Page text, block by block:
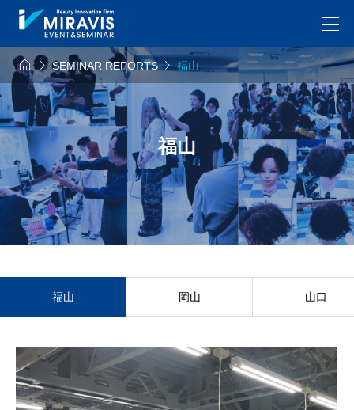
SEMINAR REPORTS福山
福山
福山 岡山 山口